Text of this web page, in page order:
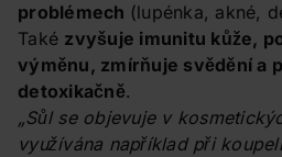
problémech (lupénka, akné,
Také zvyšuje imunitu kůže,
výměnu, zmírňuje svědění a
detoxikačně.
„Sůl se objevuje v
využívána například při